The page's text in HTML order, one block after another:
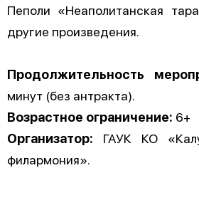
Пеполи «Неаполитанская
другие произведения.
Продолжительность
минут (без антракта).
Возрастное ограничение: 6+
Организатор: ГАУК КО
филармония».